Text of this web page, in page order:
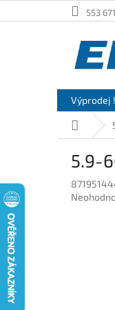
na
553
Výprodej
Domů
5.9-
Průměrné